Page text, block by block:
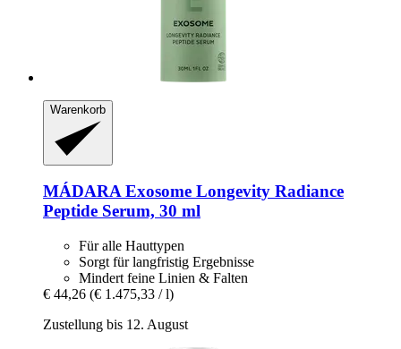
Warenkorb
MÁDARAExosome Longevity Radiance
Peptide Serum, 30 ml
Für alle Hauttypen
Sorgt für langfristig Ergebnisse
Mindert feine Linien & Falten
€ 44,26 (€ 1.475,33 / l)
Zustellung bis 12. August